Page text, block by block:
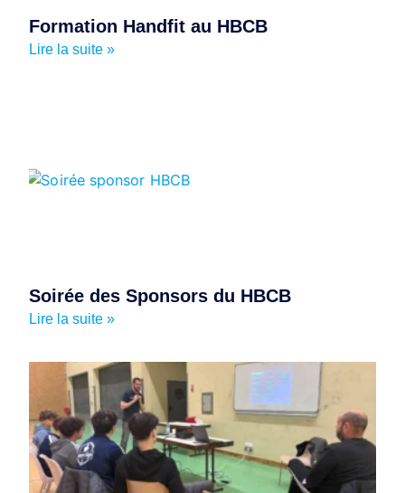
Formation Handfit au HBCB
Lire la suite »
Soirée des Sponsors du HBCB
Lire la suite »